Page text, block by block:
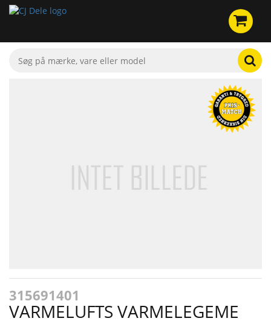
315691401
VARMELUFTS VARMELEGEME